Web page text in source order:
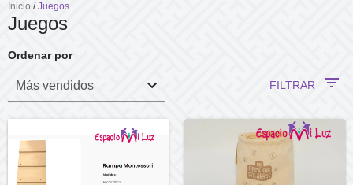
Inicio / Juegos
Juegos
Ordenar por
FILTRAR